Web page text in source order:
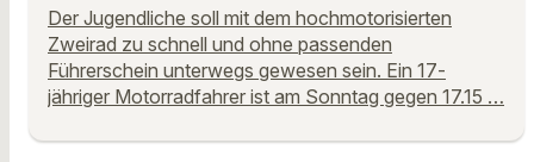
Der Jugendliche soll mit dem hochmotorisierten
Zweirad zu schnell und ohne passenden
Führerschein unterwegs gewesen sein. Ein 17-
jähriger Motorradfahrer ist am Sonntag gegen 17.15 …